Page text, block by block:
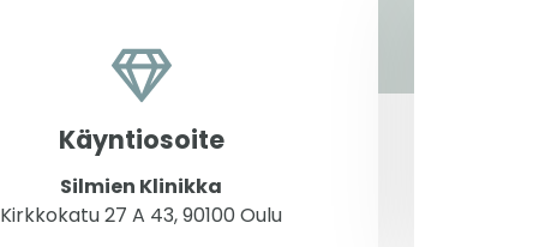
Käyntiosoite
Silmien Klinikka
Kirkkokatu 27 A 43, 90100 Oulu